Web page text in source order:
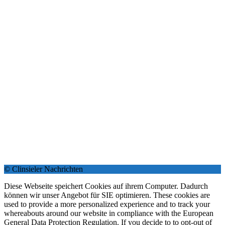
© Clinsieler Nachrichten
Diese Webseite speichert Cookies auf ihrem Computer. Dadurch
können wir unser Angebot für SIE optimieren. These cookies are
used to provide a more personalized experience and to track your
whereabouts around our website in compliance with the European
General Data Protection Regulation. If you decide to to opt-out of